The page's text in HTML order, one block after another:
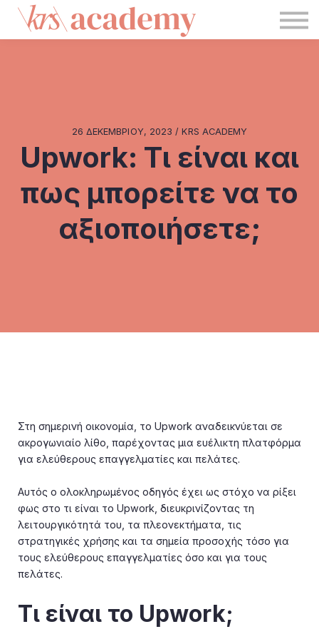
KRS
26 ΔΕΚΕΜΒΡΊΟΥ, 2023 / KRS ACADEMY
Upwork: Τι είναι και
πως μπορείτε να το
αξιοποιήσετε;
Στη σημερινή οικονομία, το Upwork αναδεικνύεται σε
ακρογωνιαίο λίθο, παρέχοντας μια ευέλικτη πλατφόρμα
για ελεύθερους επαγγελματίες και πελάτες.
Αυτός ο ολοκληρωμένος οδηγός έχει ως στόχο να ρίξει
φως στο τι είναι το Upwork, διευκρινίζοντας τη
λειτουργικότητά του, τα πλεονεκτήματα, τις
στρατηγικές χρήσης και τα σημεία προσοχής τόσο για
τους ελεύθερους επαγγελματίες όσο και για τους
πελάτες.
Τι είναι το Upwork;